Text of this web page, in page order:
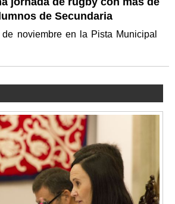
de Secundaria
noviembre en la Pista Municipal